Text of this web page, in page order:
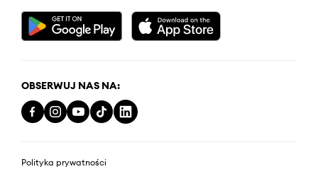
OBSERWUJ NAS NA:
Polityka prywatności